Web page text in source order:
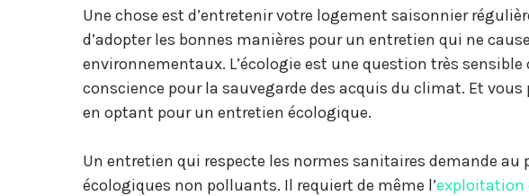
Une chose est d’entretenir votre logement saisonnier
d’adopter les bonnes manières pour un entretien qui ne
environnementaux. L’écologie est une question très
conscience pour la sauvegarde des acquis du climat. Et
en optant pour un entretien écologique.
Un entretien qui respecte les normes sanitaires demande au
écologiques non polluants. Il requiert de même l’exploitation